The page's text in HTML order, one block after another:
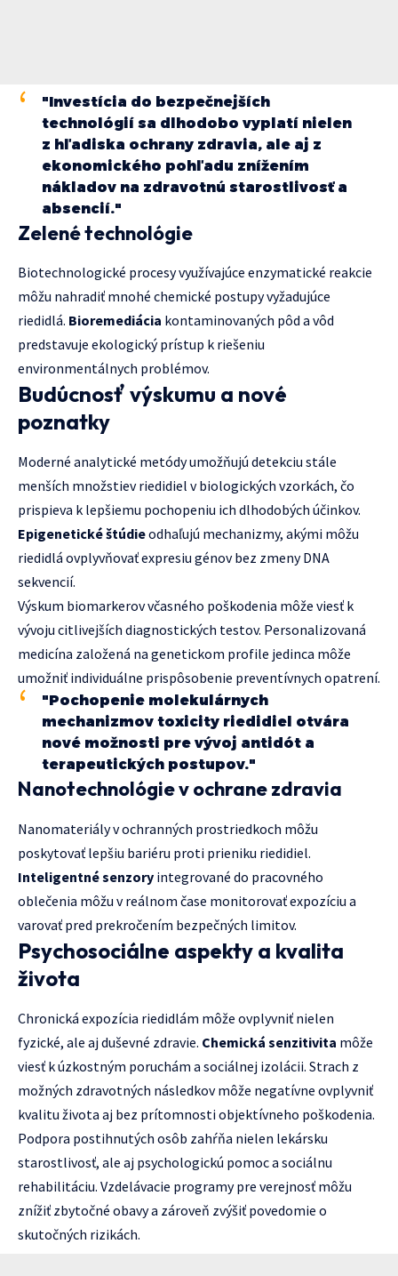
"Investícia do bezpečnejších
technológií sa dlhodobo vyplatí nielen
z hľadiska ochrany zdravia, ale aj z
ekonomického pohľadu znížením
nákladov na zdravotnú starostlivosť a
absencií."
Zelené technológie
Biotechnologické procesy využívajúce enzymatické reakcie
môžu nahradiť mnohé chemické postupy vyžadujúce
riedidlá. Bioremediácia kontaminovaných pôd a vôd
predstavuje ekologický prístup k riešeniu
environmentálnych problémov.
Budúcnosť výskumu a nové
poznatky
Moderné analytické metódy umožňujú detekciu stále
menších množstiev riedidiel v biologických vzorkách, čo
prispieva k lepšiemu pochopeniu ich dlhodobých účinkov.
Epigenetické štúdieodhaľujú mechanizmy, akými môžu
riedidlá ovplyvňovať expresiu génov bez zmeny DNA
sekvencií.
Výskum biomarkerov včasného poškodenia môže viesť k
vývoju citlivejších diagnostických testov. Personalizovaná
medicína založená na genetickom profile jedinca môže
umožniť individuálne prispôsobenie preventívnych opatrení.
"Pochopenie molekulárnych
mechanizmov toxicity riedidiel otvára
nové možnosti pre vývoj antidót a
terapeutických postupov."
Nanotechnológie v ochrane zdravia
Nanomateriály v ochranných prostriedkoch môžu
poskytovať lepšiu bariéru proti prieniku riedidiel.
Inteligentné senzory integrované do pracovného
oblečenia môžu v reálnom čase monitorovať expozíciu a
varovať pred prekročením bezpečných limitov.
Psychosociálne aspekty a kvalita
života
Chronická expozícia riedidlám môže ovplyvniť nielen
fyzické, ale aj duševné zdravie. Chemická senzitivita môže
viesť k úzkostným poruchám a sociálnej izolácii. Strach z
možných zdravotných následkov môže negatívne ovplyvniť
kvalitu života aj bez prítomnosti objektívneho poškodenia.
Podpora postihnutých osôb zahŕňa nielen lekársku
starostlivosť, ale aj psychologickú pomoc a sociálnu
rehabilitáciu. Vzdelávacie programy pre verejnosť môžu
znížiť zbytočné obavy a zároveň zvýšiť povedomie o
skutočných rizikách.